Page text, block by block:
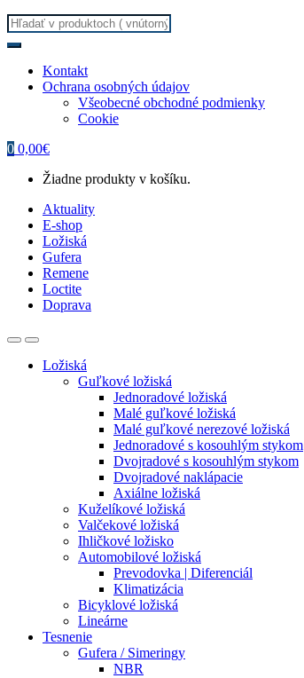
Search
for:
Kontakt
Ochrana osobných údajov
Všeobecné obchodné podmienky
Cookie
0 0,00€
Žiadne produkty v košíku.
Aktuality
E-shop
Ložiská
Gufera
Remene
Loctite
Doprava
Ložiská
Guľkové ložiská
Jednoradové ložiská
Malé guľkové ložiská
Malé guľkové nerezové ložiská
Jednoradové s kosouhlým stykom
Dvojradové s kosouhlým stykom
Dvojradové naklápacie
Axiálne ložiská
Kuželíkové ložiská
Valčekové ložiská
Ihličkové ložisko
Automobilové ložiská
Prevodovka | Diferenciál
Klimatizácia
Bicyklové ložiská
Lineárne
Tesnenie
Gufera / Simeringy
NBR